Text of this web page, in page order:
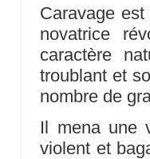
Caravage
novatrice
caractère
troublant et
nombre de
Il mena une
violent et